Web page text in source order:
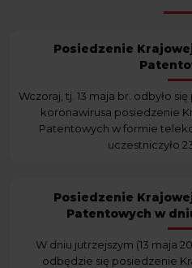
Posiedzenie
Wczoraj, tj. 13 maja br. odbyło
koronawirusa posiedzenie
Patentowych w formie
uczestniczyło
Posiedzenie
Patentowych w
W dniu jutrzejszym (13 maja
odbędzie się posiedzenie